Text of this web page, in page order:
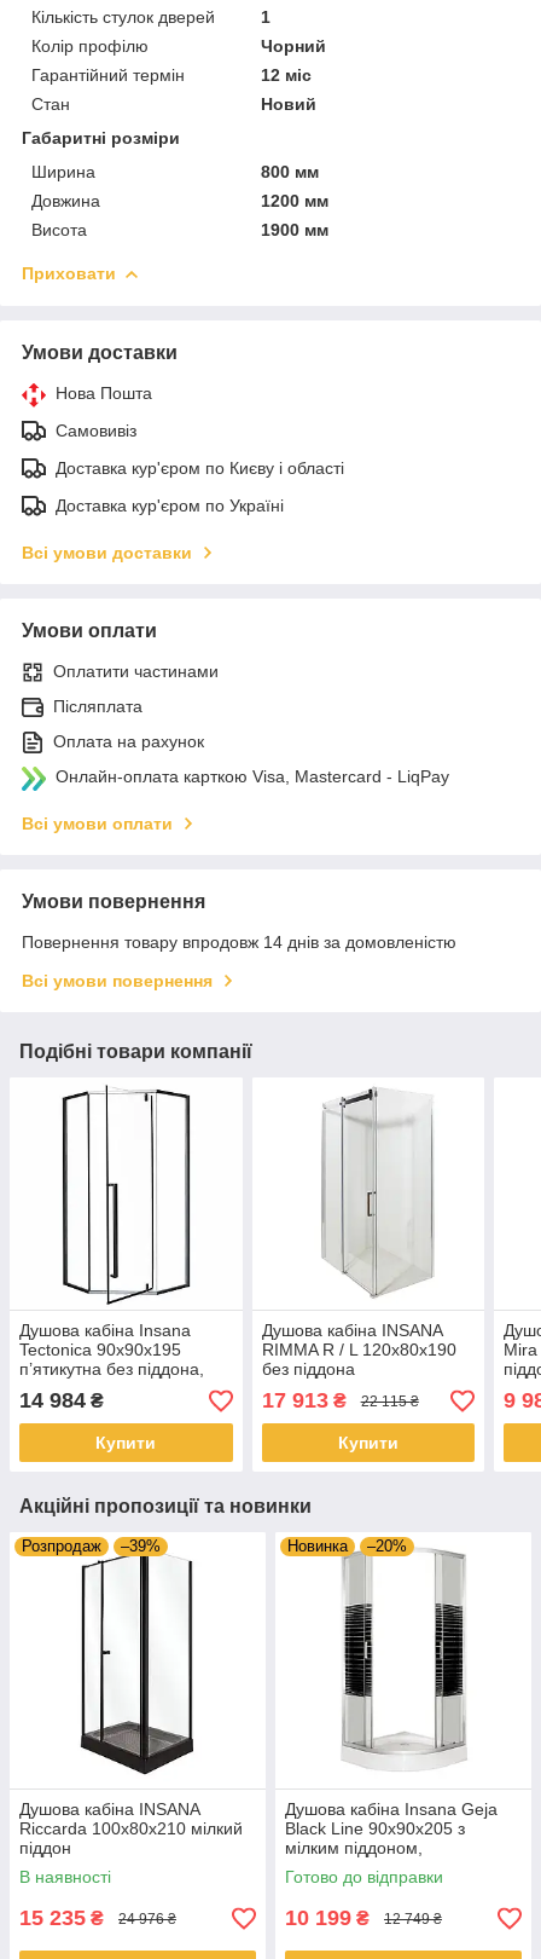
Кількість стулок дверей
1
Колір профілю
Чорний
Гарантійний термін
12 міс
Стан
Новий
Габаритні розміри
Ширина
800 мм
Довжина
1200 мм
Висота
1900 мм
Приховати
Умови доставки
Нова Пошта
Самовивіз
Доставка кур'єром по Києву і області
Доставка кур'єром по Україні
Всі умови доставки
Умови оплати
Оплатити частинами
Післяплата
Оплата на рахунок
Онлайн-оплата карткою Visa, Mastercard - LiqPay
Всі умови оплати
Умови повернення
Повернення товару впродовж 14 днів за домовленістю
Всі умови повернення
Подібні товари компанії
Душова кабіна Insana
Tectonica 90x90x195
п’ятикутна без піддона,
чорний профіль, прозоре
скло
14 984 ₴
Купити
Душова кабіна INSANA
RIMMA R / L 120x80x190
без піддона
17 913₴ 22 115 ₴
Купити
мм
9
Акційні пропозиції та новинки
Розпродаж –39%
Душова кабіна INSANA
Riccarda 100x80x210 мілкий
піддон
В наявності
15 235 ₴ 24 976 ₴
Новинка –20%
Душова кабіна Insana Geja
Black Line 90x90x205 з
мілким піддоном,
хромований профіль,
прозоре скло з чорними
лініями
Готово до відправки
10 199 ₴ 12 749 ₴